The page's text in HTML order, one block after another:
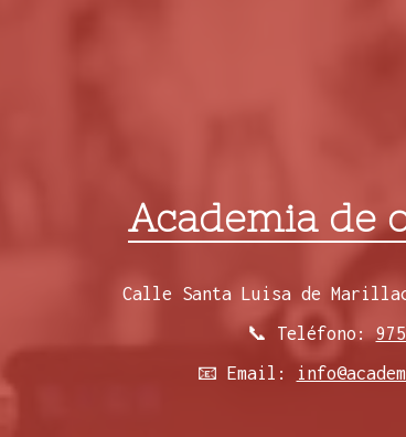
Academia de
Calle Santa Luisa de
📞 Teléfono:
📧 Email: